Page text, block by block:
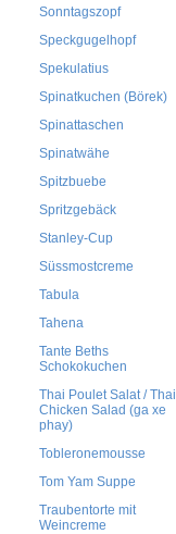
Sonntagszopf
Speckgugelhopf
Spekulatius
Spinatkuchen (Börek)
Spinattaschen
Spinatwähe
Spitzbuebe
Spritzgebäck
Stanley-Cup
Süssmostcreme
Tabula
Tahena
Tante Beths
Schokokuchen
Thai Poulet Salat / Thai
Chicken Salad (ga xe
phay)
Tobleronemousse
Tom Yam Suppe
Traubentorte mit
Weincreme